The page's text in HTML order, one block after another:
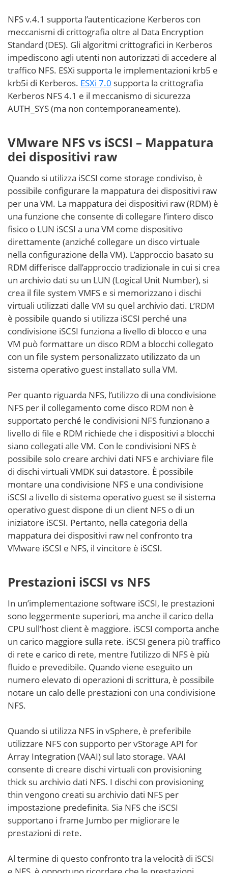
NFS v.4.1 supporta l’autenticazione Kerberos con
meccanismi di crittografia oltre al Data Encryption
Standard (DES). Gli algoritmi crittografici in Kerberos
impediscono agli utenti non autorizzati di accedere al
traffico NFS. ESXi supporta le implementazioni krb5 e
krb5i di Kerberos. ESXi 7.0 supporta la crittografia
Kerberos NFS 4.1 e il meccanismo di sicurezza
AUTH_SYS (ma non contemporaneamente).
VMware NFS vs iSCSI – Mappatura
dei dispositivi raw
Quando si utilizza iSCSI come storage condiviso, è
possibile configurare la mappatura dei dispositivi raw
per una VM. La mappatura dei dispositivi raw (RDM) è
una funzione che consente di collegare l’intero disco
fisico o LUN iSCSI a una VM come dispositivo
direttamente (anziché collegare un disco virtuale
nella configurazione della VM). L’approccio basato su
RDM differisce dall’approccio tradizionale in cui si crea
un archivio dati su un LUN (Logical Unit Number), si
crea il file system VMFS e si memorizzano i dischi
virtuali utilizzati dalle VM su quel archivio dati. L’RDM
è possibile quando si utilizza iSCSI perché una
condivisione iSCSI funziona a livello di blocco e una
VM può formattare un disco RDM a blocchi collegato
con un file system personalizzato utilizzato da un
sistema operativo guest installato sulla VM.
Per quanto riguarda NFS, l’utilizzo di una condivisione
NFS per il collegamento come disco RDM non è
supportato perché le condivisioni NFS funzionano a
livello di file e RDM richiede che i dispositivi a blocchi
siano collegati alle VM. Con le condivisioni NFS è
possibile solo creare archivi dati NFS e archiviare file
di dischi virtuali VMDK sui datastore. È possibile
montare una condivisione NFS e una condivisione
iSCSI a livello di sistema operativo guest se il sistema
operativo guest dispone di un client NFS o di un
iniziatore iSCSI. Pertanto, nella categoria della
mappatura dei dispositivi raw nel confronto tra
VMware iSCSI e NFS, il vincitore è iSCSI.
Prestazioni iSCSI vs NFS
In un’implementazione software iSCSI, le prestazioni
sono leggermente superiori, ma anche il carico della
CPU sull’host client è maggiore. iSCSI comporta anche
un carico maggiore sulla rete. iSCSI genera più traffico
di rete e carico di rete, mentre l’utilizzo di NFS è più
fluido e prevedibile. Quando viene eseguito un
numero elevato di operazioni di scrittura, è possibile
notare un calo delle prestazioni con una condivisione
NFS.
Quando si utilizza NFS in vSphere, è preferibile
utilizzare NFS con supporto per vStorage API for
Array Integration (VAAI) sul lato storage. VAAI
consente di creare dischi virtuali con provisioning
thick su archivio dati NFS. I dischi con provisioning
thin vengono creati su archivio dati NFS per
impostazione predefinita. Sia NFS che iSCSI
supportano i frame Jumbo per migliorare le
prestazioni di rete.
Al termine di questo confronto tra la velocità di iSCSI